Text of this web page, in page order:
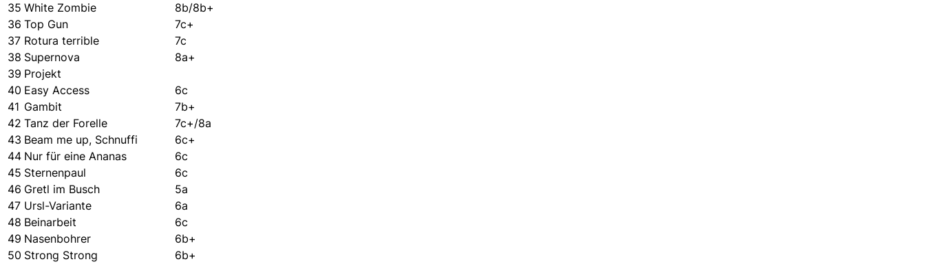
35 White Zombie
8b/8b+
36 Top Gun
7c+
37 Rotura terrible
7c
38 Supernova
8a+
39 Projekt
40 Easy Access
6c
41 Gambit
7b+
42 Tanz der Forelle
7c+/8a
43 Beam me up, Schnuffi
6c+
44 Nur für eine Ananas
6c
45 Sternenpaul
6c
46 Gretl im Busch
5a
47 Ursl-Variante
6a
48 Beinarbeit
6c
49 Nasenbohrer
6b+
50 Strong Strong
6b+